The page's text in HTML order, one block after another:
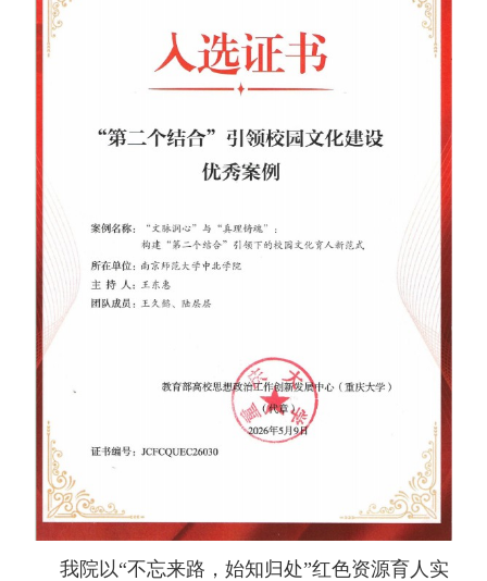
我院以“不忘来路，始知归处”红色资源育人实